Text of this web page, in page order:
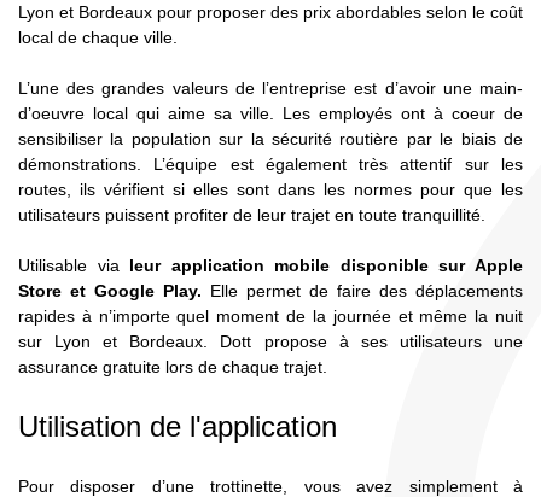
Lyon et Bordeaux pour proposer des prix abordables selon le coût
local de chaque ville.
L’une des grandes valeurs de l’entreprise est d’avoir une main-
d’oeuvre local qui aime sa ville. Les employés ont à coeur de
sensibiliser la population sur la sécurité routière par le biais de
démonstrations. L’équipe est également très attentif sur les
routes, ils vérifient si elles sont dans les normes pour que les
utilisateurs puissent profiter de leur trajet en toute tranquillité.
Utilisable via leur application mobile disponible sur Apple
Store et Google Play. Elle permet de faire des déplacements
rapides à n’importe quel moment de la journée et même la nuit
sur Lyon et Bordeaux. Dott propose à ses utilisateurs une
assurance gratuite lors de chaque trajet.
Utilisation de l'application
Pour disposer d’une trottinette, vous avez simplement à